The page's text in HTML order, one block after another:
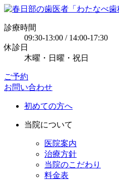
診療時間
09:30-13:00 / 14:00-17:30
休診日
木曜・日曜・祝日
ご予約
お問い合わせ
初めての方へ
当院について
医院案内
治療方針
当院のこだわり
料金表